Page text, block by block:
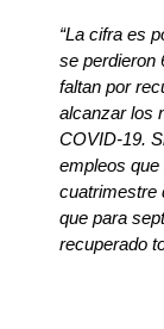
“La cifra es
se perdieron
faltan por
alcanzar los
COVID-19.
empleos
cuatrimestre
que para
recuperado